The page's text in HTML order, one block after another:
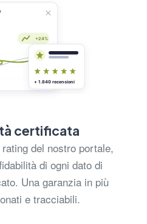
certificata
del nostro portale,
di ogni dato di
Una garanzia in più
e tracciabili.